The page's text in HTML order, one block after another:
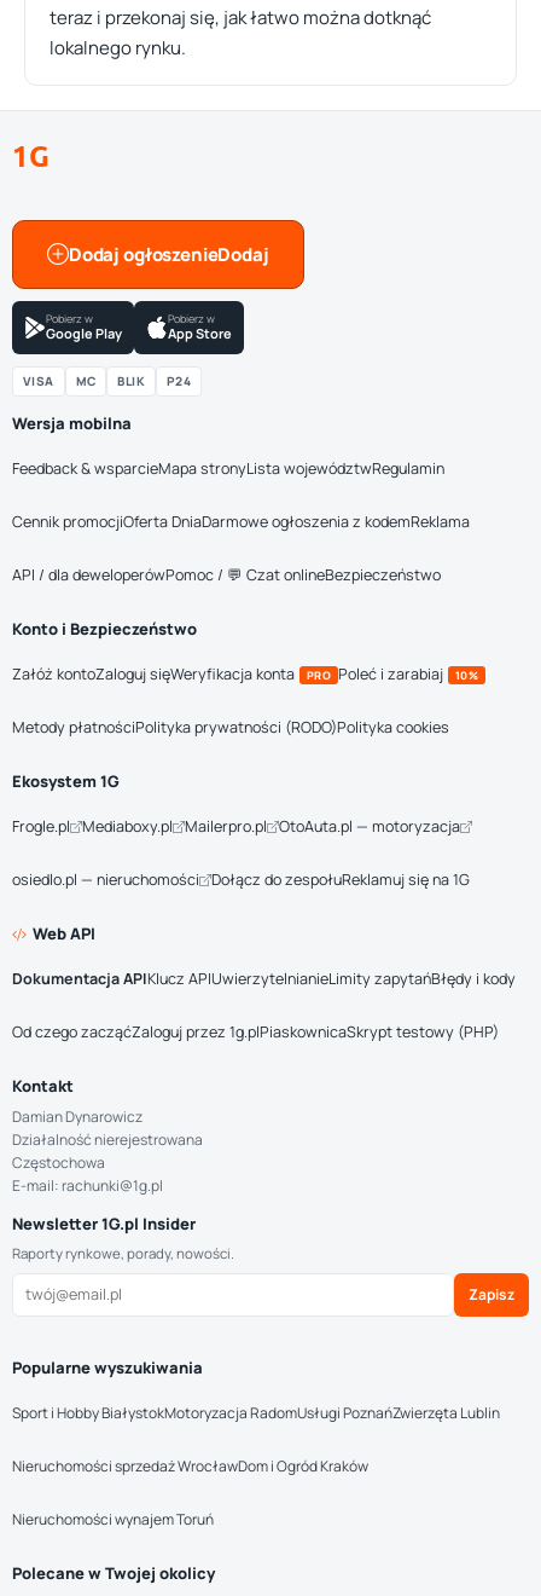
teraz i przekonaj się, jak łatwo można dotknąć
lokalnego rynku.
1G
Dodaj ogłoszenie
Pobierz w
Google Play
Pobierz w
App Store
VISA MC BLIK P24
Wersja mobilna
Feedback & wsparcieMapa stronyLista województwRegulamin
Cennik promocjiOferta DniaDarmowe ogłoszenia z kodemReklama
API / dla deweloperówPomoc / 💬 Czat onlineBezpieczeństwo
Konto i Bezpieczeństwo
Załóż kontoZaloguj sięWeryfikacja konta PRO Poleć i zarabiaj 10%
Metody płatnościPolityka prywatności (RODO)Polityka cookies
Ekosystem 1G
Frogle.pl Mediaboxy.pl Mailerpro.pl OtoAuta.pl — motoryzacja
osiedlo.pl — nieruchomości Dołącz do zespołuReklamuj się na 1G
Web API
Dokumentacja APIKlucz APIUwierzytelnianieLimity zapytańBłędy i kody
Od czego zacząćZaloguj przez 1g.plPiaskownicaSkrypt testowy (PHP)
Kontakt
Damian Dynarowicz
Działalność nierejestrowana
Częstochowa
E-mail: rachunki@1g.pl
Newsletter 1G.pl Insider
Raporty rynkowe, porady, nowości.
Zapisz
Popularne wyszukiwania
Sport i Hobby BiałystokMotoryzacja RadomUsługi PoznańZwierzęta Lublin
Nieruchomości sprzedaż WrocławDom i Ogród Kraków
Nieruchomości wynajem Toruń
Polecane w Twojej okolicy